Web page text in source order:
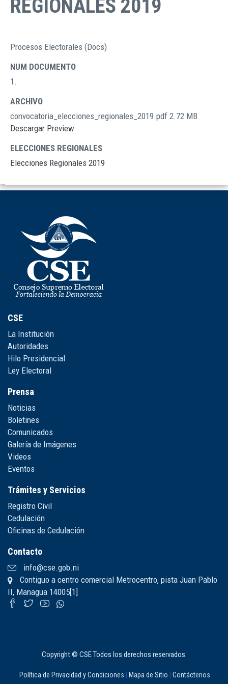
REGIONALES 2019
DOCUMENTOS
Procesos Electorales (Docs)
NUM DOCUMENTO
1.
ARCHIVO
convocatoria_elecciones_regionales_2019.pdf 2.72 MB
Descargar Preview
ELECCIONES REGIONALES
Elecciones Regionales 2019
CSE
La Institución
Autoridades
Hilo Presidencial
Ley Electoral
Prensa
Noticias
Boletines
Comunicados
Galería de Imágenes
Videos
Eventos
Trámites y Servicios
Registro Civil
Cedulación
Oficinas de Cedulación
Contacto
info@cse.gob.ni
Contiguo a centro comercial Metrocentro, pista Juan Pablo
II, Managua 14005[1]
Copyright © CSE Todos los derechos reservados.
Política de Privacidad y Condiciones Mapa de Sitio Contáctenos